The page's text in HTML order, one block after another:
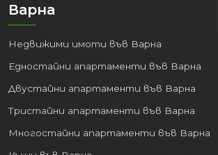
Варна
Недвижими имоти във Варна
Едностайни апартаменти във Варна
Двустайни апартаменти във Варна
Тристайни апартаменти във Варна
Многостайни апартаменти във Варна